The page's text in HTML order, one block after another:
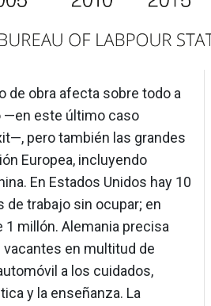
de obra afecta sobre todo a
—en este último caso
pero también las grandes
Europea, incluyendo
En Estados Unidos hay 10
trabajo sin ocupar; en
1 millón. Alemania precisa
en multitud de
a los cuidados,
y la enseñanza. La